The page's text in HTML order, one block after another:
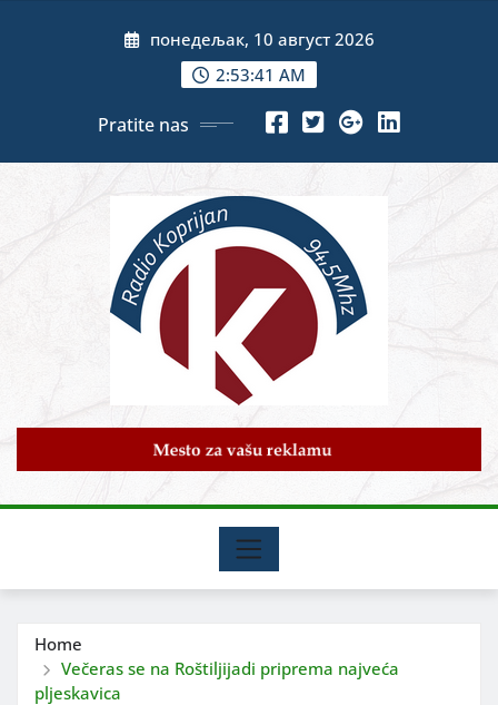
понедељак, 10 август 2026
2:53:43 AM
Pratite nas
Home
Večeras se na Roštiljijadi priprema najveća
pljeskavica